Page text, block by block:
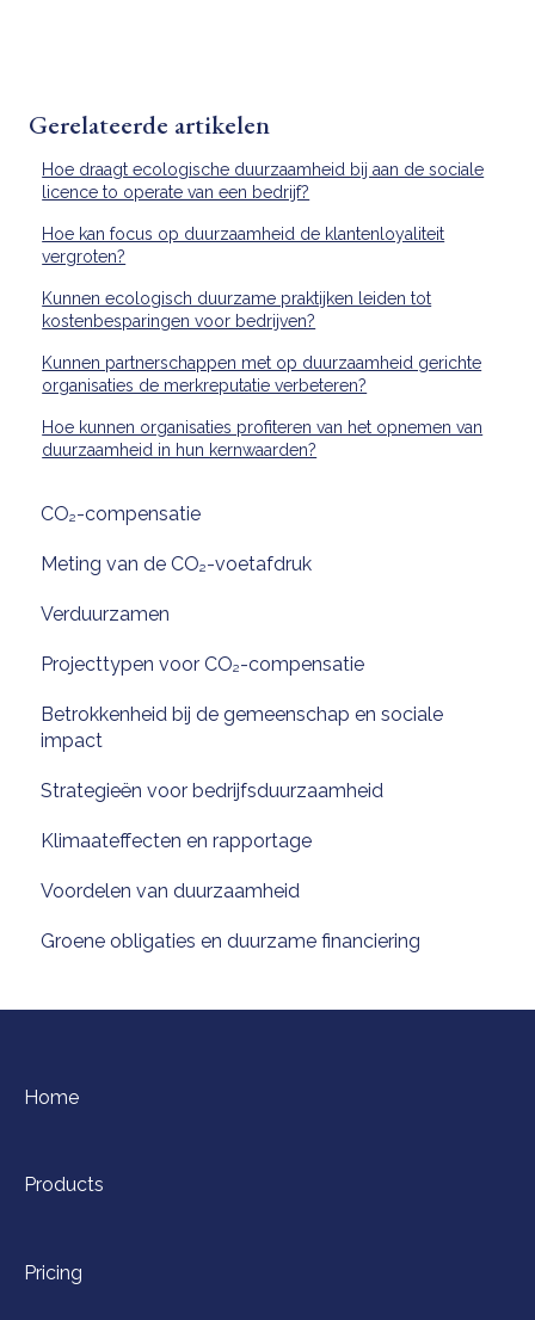
Gerelateerde artikelen
Hoe draagt ecologische duurzaamheid bij aan de sociale
licence to operate van een bedrijf?
Hoe kan focus op duurzaamheid de klantenloyaliteit
vergroten?
Kunnen ecologisch duurzame praktijken leiden tot
kostenbesparingen voor bedrijven?
Kunnen partnerschappen met op duurzaamheid gerichte
organisaties de merkreputatie verbeteren?
Hoe kunnen organisaties profiteren van het opnemen van
duurzaamheid in hun kernwaarden?
CO₂-compensatie
Meting van de CO₂-voetafdruk
Verduurzamen
Projecttypen voor CO₂-compensatie
Betrokkenheid bij de gemeenschap en sociale
impact
Strategieën voor bedrijfsduurzaamheid
Klimaateffecten en rapportage
Voordelen van duurzaamheid
Groene obligaties en duurzame financiering
Home
Products
Pricing